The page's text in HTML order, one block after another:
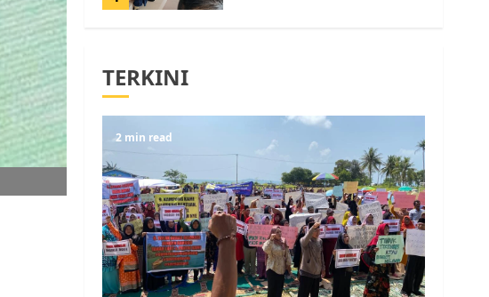
5
Warga
JULI 17, 2026
1
Warga Pulau Rempang
Serukan Dukungan untuk
Walhi Riau dan LBH
Pekanbaru
AGUSTUS 9, 2026 0
TERKINI
2 min read